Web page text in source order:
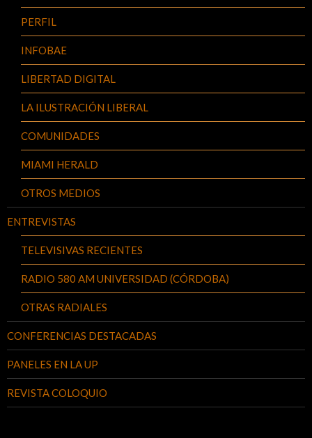
PERFIL
INFOBAE
LIBERTAD DIGITAL
LA ILUSTRACIÓN LIBERAL
COMUNIDADES
MIAMI HERALD
OTROS MEDIOS
ENTREVISTAS
TELEVISIVAS RECIENTES
RADIO 580 AM UNIVERSIDAD (CÓRDOBA)
OTRAS RADIALES
CONFERENCIAS DESTACADAS
PANELES EN LA UP
REVISTA COLOQUIO